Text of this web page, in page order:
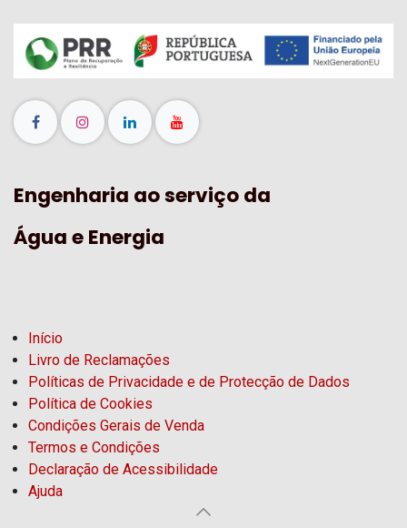
Engenharia ao serviço da
Água e Energia
Início
Livro de Reclamações
Políticas de Privacidade e de Protecção de Dados
Política de Cookies
Condições Gerais de Venda
Termos e Condições
Declaração de Acessibilidade
Ajuda